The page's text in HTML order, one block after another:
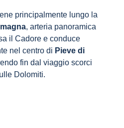
principalmente lungo la
, arteria panoramica
il Cadore e conduce
nel centro di Pieve di
fin dal viaggio scorci
Dolomiti.